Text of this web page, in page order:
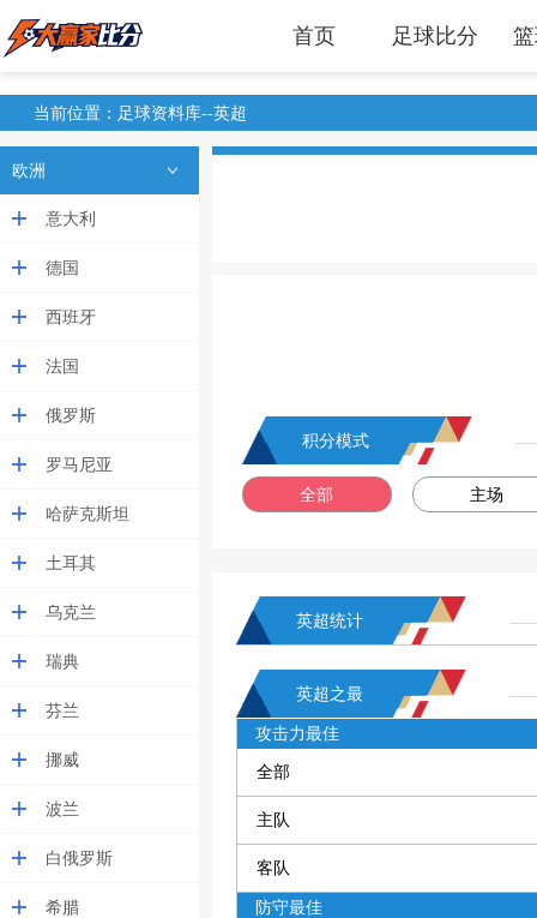
首页 足球比分
当前位置：足球资料库--英超
欧洲
意大利
德国
西班牙
法国
俄罗斯
罗马尼亚
哈萨克斯坦
土耳其
乌克兰
瑞典
芬兰
挪威
波兰
白俄罗斯
希腊
积分模式
全部 主场
英超统计
英超之最
攻击力最佳
全部
主队
客队
防守最佳